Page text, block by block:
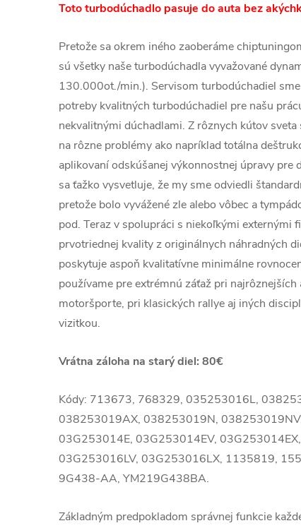
Toto turbodúchadlo pasuje do auta bez
Pretože sa okrem iného zaoberáme
sú všetky naše turbodúchadla vyvažované
130.000ot./min.). Servisom turbodúchadiel
potreby kvalitných turbodúchadiel pre našu
nekvalitnými dúchadlami. Z rôznych kútov
na rôzne problémy ako napríklad totálna
aplikovaní odskúšanej výkonnostnej úpravy pre
sa ťažko vysvetluje, že my sme odviedli
pretože bolo vyvážené zle alebo vôbec a
pod. Teraz v spolupráci s niekoľkými externými
prvotriednej kvality z originálnych náhradných
poskytuje aspoň kvalitatívne minimálne
používame pre extrémnú záťaž pri
motoršporte, pri klasických rallye aj iných
vizitkou.
Vrátna záloha na starý diel: 80€
Kódy: 713673, 768329, 035253016L,
038253019AX, 038253019N,
03G253014E, 03G253014EV,
03G253016LV, 03G253016LX, 1135819,
9G438-AA, YM219G438BA.
Základným predpokladom správnej funkcie